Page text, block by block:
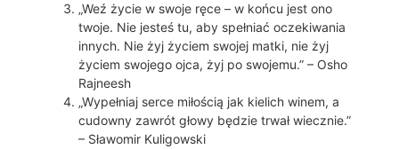
„Weź życie w swoje ręce – w końcu jest ono
twoje. Nie jesteś tu, aby spełniać oczekiwania
innych. Nie żyj życiem swojej matki, nie żyj
życiem swojego ojca, żyj po swojemu.” – Osho
Rajneesh
„Wypełniaj serce miłością jak kielich winem, a
cudowny zawrót głowy będzie trwał wiecznie.”
– Sławomir Kuligowski